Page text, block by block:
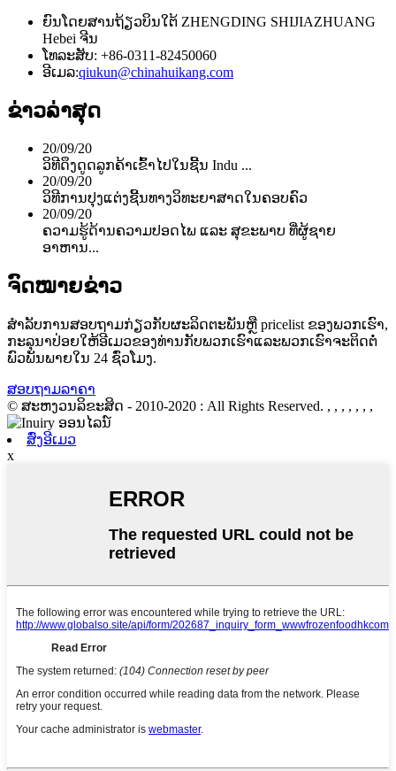
ຍົນ​ໂດຍສານ​ຖ້ຽວ​ບິນ​ໃຕ້ ZHENGDING SHIJIAZHUANG
Hebei ຈີນ
ໂທລະສັບ: +86-0311-82450060
ອີເມລ:qiukun@chinahuikang.com
ຂ່າວ​ລ່າ​ສຸດ
20/09/20
ວິ​ທີ​ດຶງ​ດູດ​ລູກ​ຄ້າ​ເຂົ້າ​ໄປ​ໃນ​ຊີ້ນ Indu ...
20/09/20
ວິທີການປຸງແຕ່ງຊີ້ນທາງວິທະຍາສາດໃນຄອບຄົວ
20/09/20
ຄວາມຮູ້ດ້ານຄວາມປອດໄພ ແລະ ສຸຂະພາບ ທີ່ຜູ້ຊາຍ
ອາຫານ...
ຈົດໝາຍຂ່າວ
ສໍາ​ລັບ​ການ​ສອບ​ຖາມ​ກ່ຽວ​ກັບ​ຜະ​ລິດ​ຕະ​ພັນ​ຫຼື pricelist ຂອງ​ພວກ​ເຮົາ​,
ກະ​ລຸ​ນາ​ປ່ອຍ​ໃຫ້​ອີ​ເມວ​ຂອງ​ທ່ານ​ກັບ​ພວກ​ເຮົາ​ແລະ​ພວກ​ເຮົາ​ຈະ​ຕິດ​ຕໍ່​
ພົວ​ພັນ​ພາຍ​ໃນ 24 ຊົ່ວ​ໂມງ​.
ສອບຖາມລາຄາ
© ສະຫງວນລິຂະສິດ - 2010-2020 : All Rights Reserved. , , , , , , ,
ສົ່ງອີເມວ
x